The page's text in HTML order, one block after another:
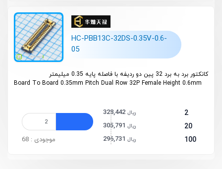
HC-PBB13C-32DS-0.35V-0.6-
05
کانکتور برد به برد 32 پین دو ردیفه با فاصله پایه 0.35 میلیمتر
Board To Board 0.35mm Pitch Dual Row 32P Female Height 0.6mm
2
328,442 ریال
20
305,791 ریال
100
296,731 ریال موجودی : 68